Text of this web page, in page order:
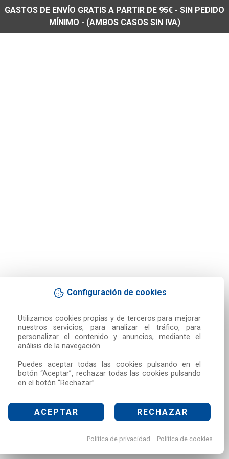
Configuración de cookies
Utilizamos cookies propias y de terceros para mejorar
nuestros servicios, para analizar el tráfico, para
personalizar el contenido y anuncios, mediante el
análisis de la navegación.
Puedes aceptar todas las cookies pulsando en el
botón “Aceptar”, rechazar todas las cookies pulsando
en el botón “Rechazar”
ACEPTAR RECHAZAR
Política de privacidad Política de cookies
GASTOS DE ENVÍO GRATIS A PARTIR DE 95€ - SIN PEDIDO
MÍNIMO - (AMBOS CASOS SIN IVA)